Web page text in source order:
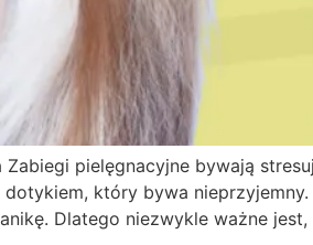
pielęgnacyjne bywają
który bywa nieprzyjemny.
Dlatego niezwykle ważne